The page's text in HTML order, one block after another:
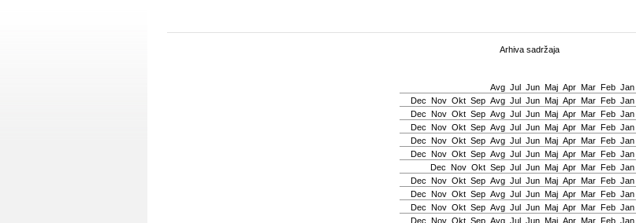
Arhiva sadržaja
Avg Јul Јun Мај Apr Mar Feb Jan
Dec Nov Okt Sep Avg Јul Јun Мај Apr Mar Feb Jan
Dec Nov Okt Sep Avg Јul Јun Мај Apr Mar Feb Jan
Dec Nov Okt Sep Avg Јul Јun Мај Apr Mar Feb Jan
Dec Nov Okt Sep Avg Јul Јun Мај Apr Mar Feb Jan
Dec Nov Okt Sep Avg Јul Јun Мај Apr Mar Feb Jan
Dec Nov Okt Sep Јul Јun Мај Apr Mar Feb Jan
Dec Nov Okt Sep Avg Јul Јun Мај Apr Mar Feb Jan
Dec Nov Okt Sep Avg Јul Јun Мај Apr Mar Feb Jan
Dec Nov Okt Sep Avg Јul Јun Мај Apr Mar Feb Jan
Dec Nov Okt Sep Avg Јul Јun Мај Apr Mar Feb Jan